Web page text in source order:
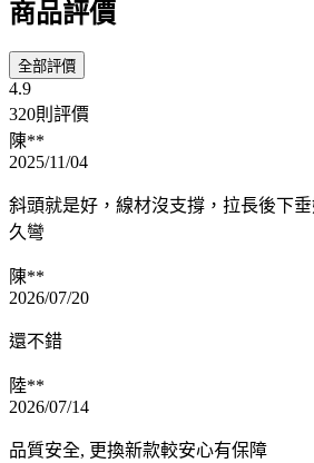
商品評價
全部評價
4.9
320則評價
陳**
2025/11/04
斜頭就是好，線材沒支撐，拉長後下
久彎
陳**
2026/07/20
還不錯
陸**
2026/07/14
品質安全, 更換新款較安心有保障